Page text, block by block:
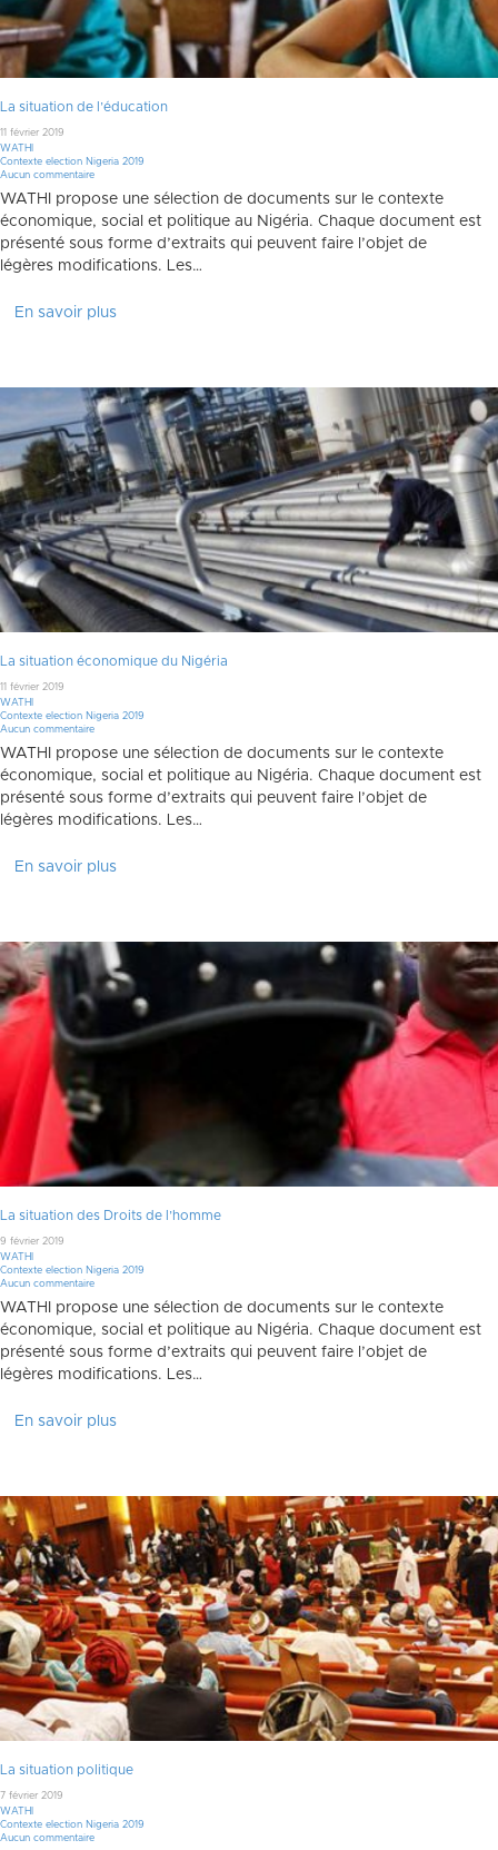
La situation de l’éducation
11 février 2019
WATHI
Contexte election Nigeria 2019
Aucun commentaire
WATHI propose une sélection de documents sur le contexte
économique, social et politique au Nigéria. Chaque document est
présenté sous forme d’extraits qui peuvent faire l’objet de
légères modifications. Les…
En savoir plus
La situation économique du Nigéria
11 février 2019
WATHI
Contexte election Nigeria 2019
Aucun commentaire
WATHI propose une sélection de documents sur le contexte
économique, social et politique au Nigéria. Chaque document est
présenté sous forme d’extraits qui peuvent faire l’objet de
légères modifications. Les…
En savoir plus
La situation des Droits de l’homme
9 février 2019
WATHI
Contexte election Nigeria 2019
Aucun commentaire
WATHI propose une sélection de documents sur le contexte
économique, social et politique au Nigéria. Chaque document est
présenté sous forme d’extraits qui peuvent faire l’objet de
légères modifications. Les…
En savoir plus
La situation politique
7 février 2019
WATHI
Contexte election Nigeria 2019
Aucun commentaire